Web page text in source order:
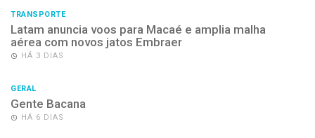
TRANSPORTE
Latam anuncia voos para Macaé e amplia malha
aérea com novos jatos Embraer
HÁ 3 DIAS
GERAL
Gente Bacana
HÁ 6 DIAS